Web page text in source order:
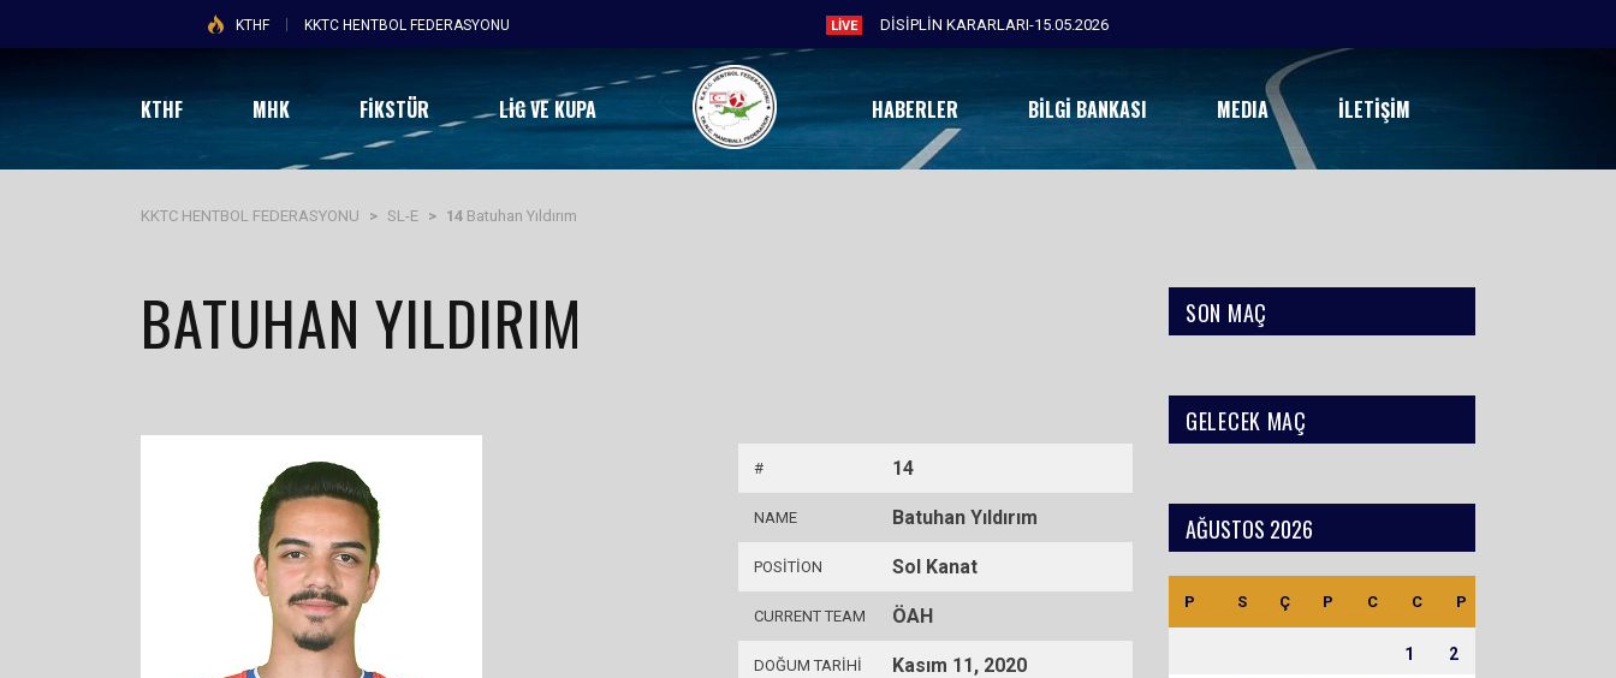
KTHF KKTC HENTBOL FEDERASYONU LIVE DİSİPLİN KARARLARI-15.05.2026
KTHF MHK FİKSTÜR LIG VE KUPA HABERLER BILGI BANKASI MEDIA İLETIŞIM
KKTC HENTBOL FEDERASYONU > SL-E > 14 Batuhan Yıldırım
BATUHAN YILDIRIM
# 14
NAME Batuhan Yıldırım
POSITION Sol Kanat
CURRENT TEAM ÖAH
DOĞUM TARIHI Kasım 11, 2020
SON MAÇ
GELECEK MAÇ
AĞUSTOS 2026
P S Ç P C C P
1 2